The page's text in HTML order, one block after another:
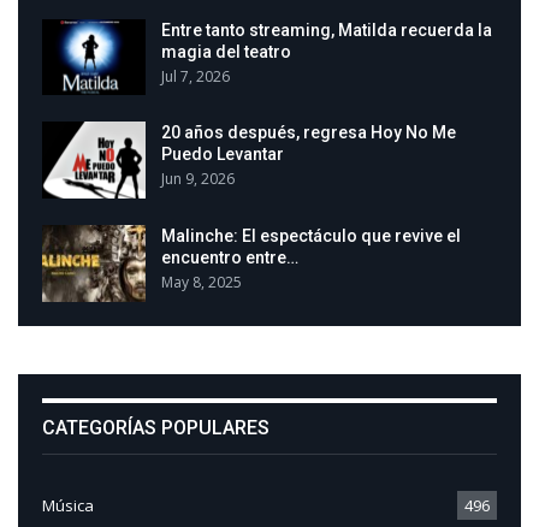
Entre tanto streaming, Matilda recuerda la
magia del teatro
Jul 7, 2026
20 años después, regresa Hoy No Me
Puedo Levantar
Jun 9, 2026
Malinche: El espectáculo que revive el
encuentro entre…
May 8, 2025
CATEGORÍAS POPULARES
Música 496